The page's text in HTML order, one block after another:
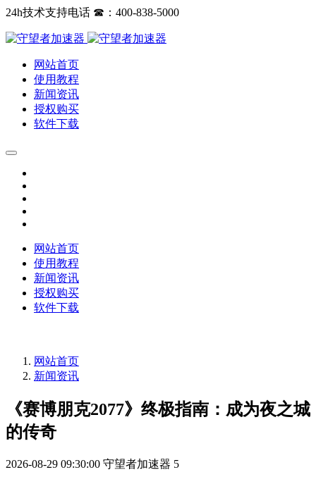
24h技术支持电话 ☎：400-838-5000
网站首页
使用教程
新闻资讯
授权购买
软件下载
网站首页
使用教程
新闻资讯
授权购买
软件下载
网站首页
新闻资讯
《赛博朋克2077》终极指南：成为夜之城
的传奇
2026-08-29 09:30:00 守望者加速器 5